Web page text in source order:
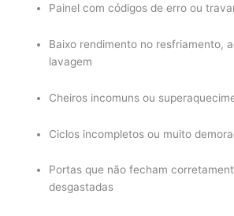
Painel com códigos de erro ou
Baixo rendimento no resfriamento,
lavagem
Cheiros incomuns ou
Ciclos incompletos ou muito
Portas que não fecham
desgastadas